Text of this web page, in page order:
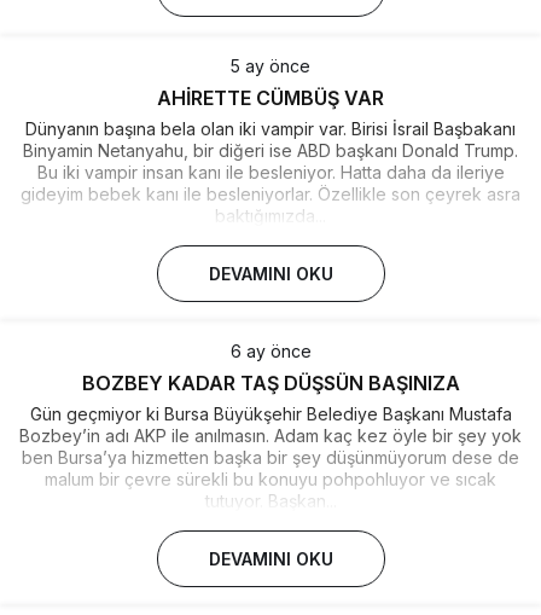
5 ay önce
AHİRETTE CÜMBÜŞ VAR
Dünyanın başına bela olan iki vampir var. Birisi İsrail Başbakanı
Binyamin Netanyahu, bir diğeri ise ABD başkanı Donald Trump.
Bu iki vampir insan kanı ile besleniyor. Hatta daha da ileriye
gideyim bebek kanı ile besleniyorlar. Özellikle son çeyrek asra
baktığımızda...
DEVAMINI OKU
6 ay önce
BOZBEY KADAR TAŞ DÜŞSÜN BAŞINIZA
Gün geçmiyor ki Bursa Büyükşehir Belediye Başkanı Mustafa
Bozbey’in adı AKP ile anılmasın. Adam kaç kez öyle bir şey yok
ben Bursa’ya hizmetten başka bir şey düşünmüyorum dese de
malum bir çevre sürekli bu konuyu pohpohluyor ve sıcak
tutuyor. Başkan...
DEVAMINI OKU